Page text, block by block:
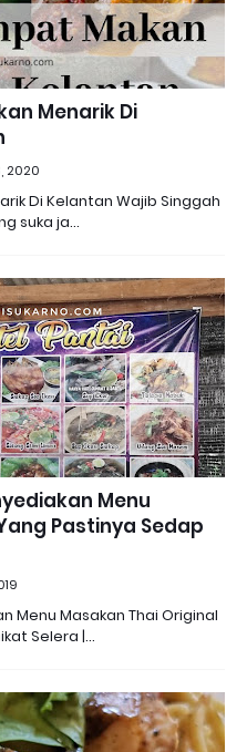
Menarik Di
2020
Di Kelantan Wajib Singgah
suka ja…
Menu
Pastinya Sedap
Menu Masakan Thai Original
Selera |…